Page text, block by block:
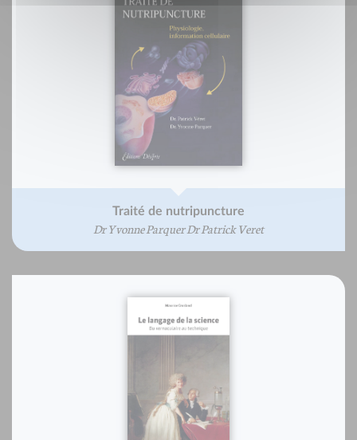
Traité de nutripuncture
Dr Yvonne Parquer Dr Patrick Veret